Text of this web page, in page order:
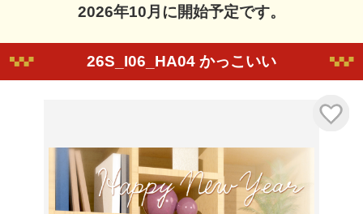
2026年10月に開始予定です。
26S_I06_HA04 かっこいい